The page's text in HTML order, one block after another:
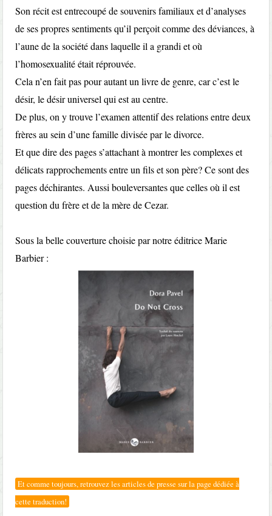
Son récit est entrecoupé de souvenirs familiaux et d’analyses
de ses propres sentiments qu’il perçoit comme des déviances, à
l’aune de la société dans laquelle il a grandi et où
l’homosexualité était réprouvée.
Cela n’en fait pas pour autant un livre de genre, car c’est le
désir, le désir universel qui est au centre.
De plus, on y trouve l’examen attentif des relations entre deux
frères au sein d’une famille divisée par le divorce.
Et que dire des pages s’attachant à montrer les complexes et
délicats rapprochements entre un fils et son père? Ce sont des
pages déchirantes. Aussi bouleversantes que celles où il est
question du frère et de la mère de Cezar.
Sous la belle couverture choisie par notre éditrice Marie
Barbier :
Et comme toujours, retrouvez les articles de presse sur la page dédiée à
cette traduction!